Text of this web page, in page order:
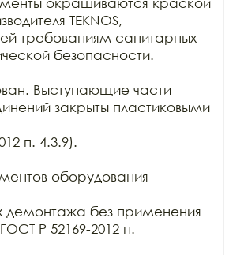
TEKNOS,
требованиям санитарных
безопасности.
Выступающие части
закрыты пластиковыми
п. 4.3.9).
оборудования
демонтажа без применения
Р 52169-2012 п.